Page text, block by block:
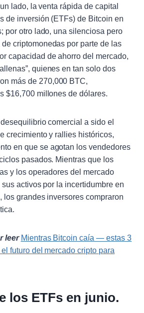
lado, la venta rápida de capital
de inversión (ETFs) de Bitcoin en
por otro lado, una silenciosa pero
criptomonedas por parte de las
capacidad de ahorro del mercado,
quienes en tan solo dos
más de 270,000 BTC,
$16,700 millones de dólares.
comercial a sido el
crecimiento y rallies históricos,
en que se agotan los vendedores
pasados. Mientras que los
y los operadores del mercado
activos por la incertidumbre en
los grandes inversores compraron
leer Mientras Bitcoin caía — estas 3
futuro del mercado cripto para
los ETFs en junio.